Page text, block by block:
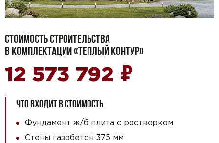
СТОИМОСТЬ СТРОИТЕЛЬСТВА
В КОМПЛЕКТАЦИИ «ТЕПЛЫЙ КОНТУР»
12 573 792 ₽
ЧТО ВХОДИТ В СТОИМОСТЬ
Фундамент ж/б плита с ростверком
Стены газобетон 375 мм